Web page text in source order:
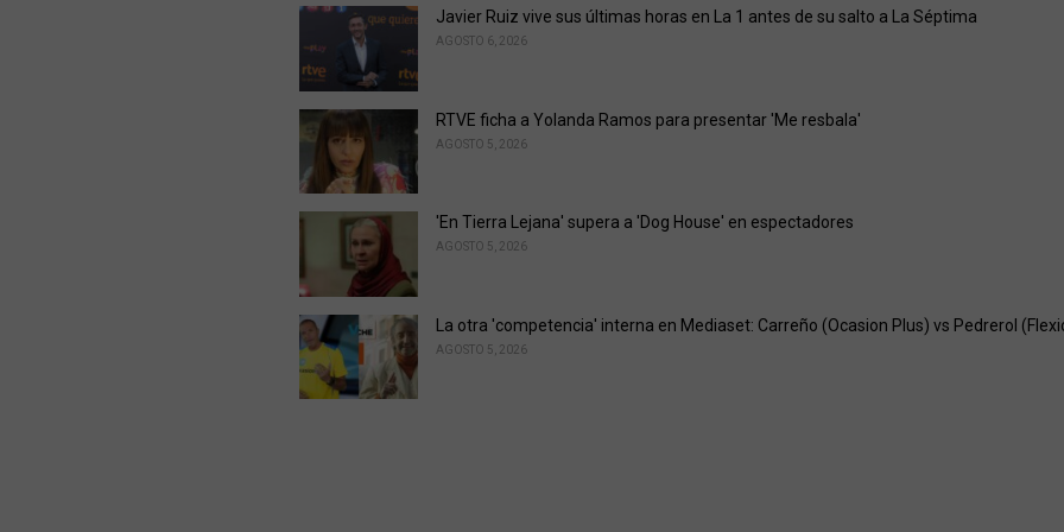
Javier Ruiz vive sus últimas horas en La 1 antes de su salto a La Séptima
AGOSTO 6, 2026
RTVE ficha a Yolanda Ramos para presentar 'Me resbala'
AGOSTO 5, 2026
'En Tierra Lejana' supera a 'Dog House' en espectadores
AGOSTO 5, 2026
La otra 'competencia' interna en Mediaset: Carreño (Ocasion Plus) vs Pedrerol
AGOSTO 5, 2026